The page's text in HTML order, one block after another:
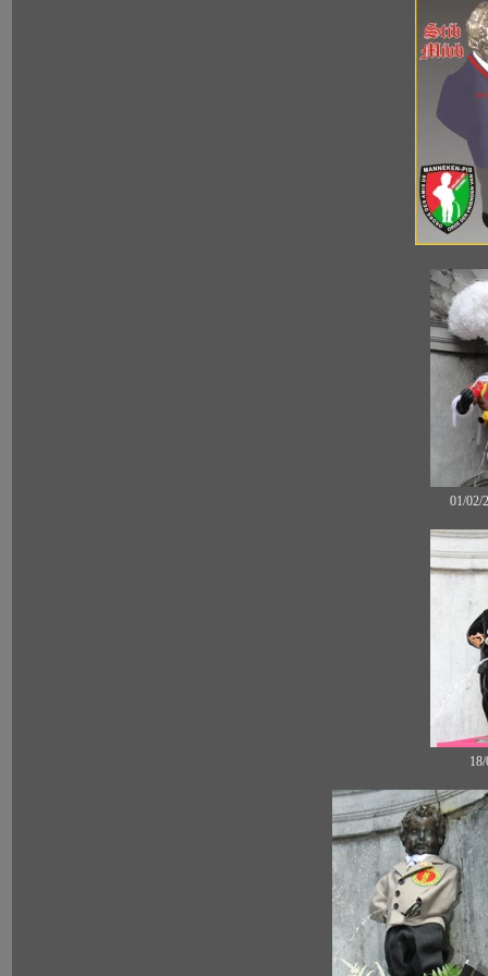
01/02/